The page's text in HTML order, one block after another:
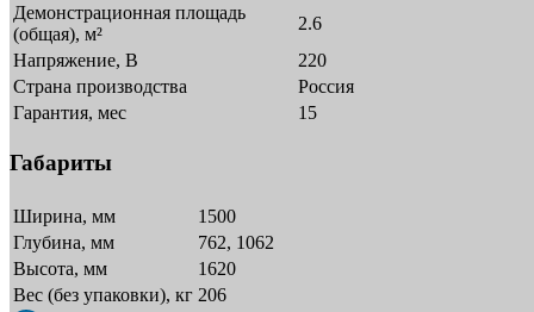
Демонстрационная площадь
(общая), м²
2.6
Напряжение, В
220
Страна производства
Россия
Гарантия, мес
15
Габариты
Ширина, мм
1500
Глубина, мм
762, 1062
Высота, мм
1620
Вес (без упаковки), кг 206